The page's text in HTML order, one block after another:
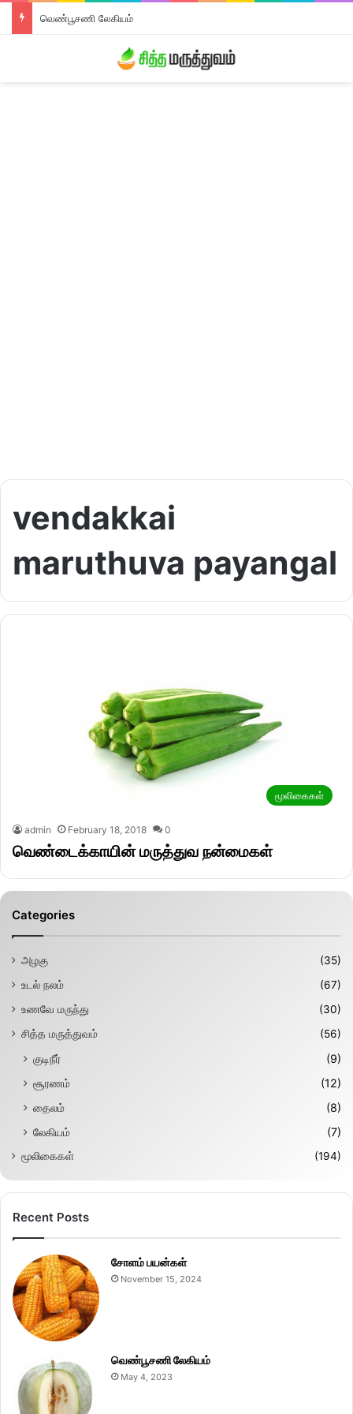
வெண்பூசணி லேகியம்
vendakkai
maruthuva payangal
மூலிகைகள்
admin February 18, 2018 0
வெண்டைக்காயின் மருத்துவ நன்மைகள்
Categories
அழகு
(35)
உடல் நலம்
(67)
உணவே மருந்து
(30)
சித்த மருத்துவம்
(56)
குடிநீர்
(9)
சூரணம்
(12)
தைலம்
(8)
லேகியம்
(7)
மூலிகைகள் (194)
Recent Posts
சோளம் பயன்கள்
November 15, 2024
வெண்பூசணி லேகியம்
May 4, 2023